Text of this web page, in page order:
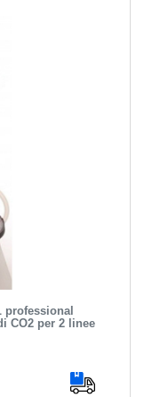
professional
CO2 per 2 linee